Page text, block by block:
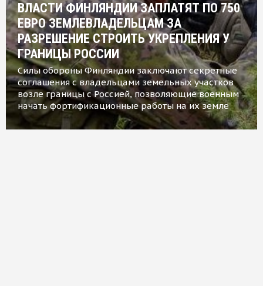
ВЛАСТИ ФИНЛЯНДИИ ЗАПЛАТЯТ ПО 750
ЕВРО ЗЕМЛЕВЛАДЕЛЬЦАМ ЗА
РАЗРЕШЕНИЕ СТРОИТЬ УКРЕПЛЕНИЯ У
ГРАНИЦЫ РОССИИ
Силы обороны Финляндии заключают секретные
соглашения с владельцами земельных участков
возле границы с Россией, позволяющие военным
начать фортификационные работы на их земле